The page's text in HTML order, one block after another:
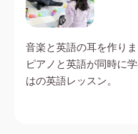
音楽と英語の耳を作りま
ピアノと英語が同時に
はの英語レッスン。